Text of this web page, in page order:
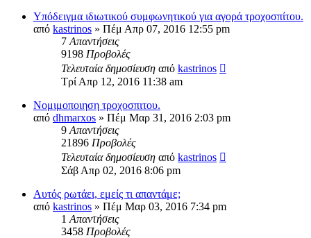
Υπόδειγμα ιδιωτικού συμφωνητικoύ για αγορά τροχοσπίτου.
από kastrinos » Πέμ Απρ 07, 2016 12:55 pm
7 Απαντήσεις
9198 Προβολές
Τελευταία δημοσίευση από kastrinos
Τρί Απρ 12, 2016 11:38 am
Νομιμοποιηση τροχοσπιτου.
από dhmarxos » Πέμ Μαρ 31, 2016 2:03 pm
9 Απαντήσεις
21896 Προβολές
Τελευταία δημοσίευση από kastrinos
Σάβ Απρ 02, 2016 8:06 pm
Αυτός ρωτάει, εμείς τι απαντάμε;
από kastrinos » Πέμ Μαρ 03, 2016 7:34 pm
1 Απαντήσεις
3458 Προβολές